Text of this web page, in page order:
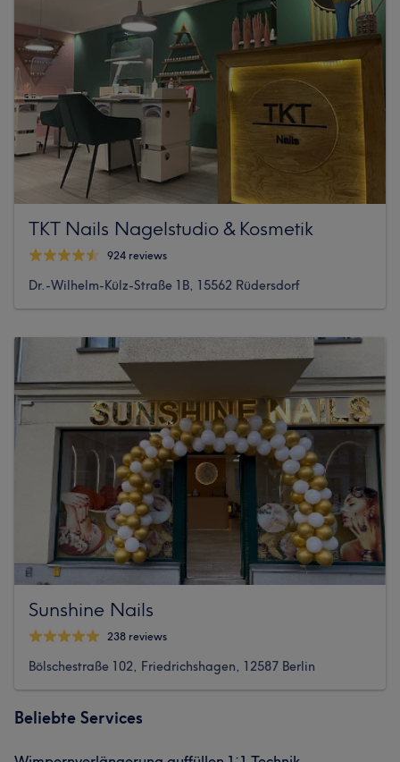
TKT Nails Nagelstudio & Kosmetik
924 reviews
Dr.-Wilhelm-Külz-Straße 1B, 15562 Rüdersdorf
Sunshine Nails
238 reviews
Bölschestraße 102, Friedrichshagen, 12587 Berlin
Beliebte Services